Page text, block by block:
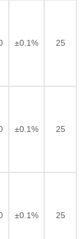
±0.1% 25
±0.1% 25
±0.1% 25